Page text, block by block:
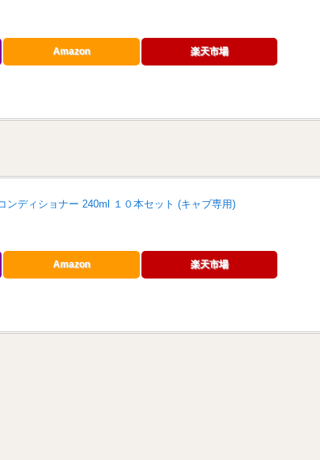
Amazon 楽天市場
ンディショナー 240ml １０本セット (キャブ専用)
Amazon 楽天市場